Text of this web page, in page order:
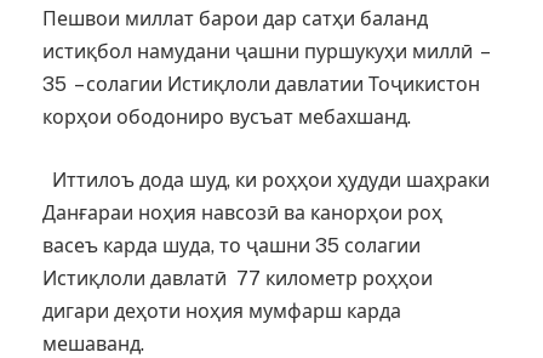
Пешвои миллат барои дар сатҳи баланд
истиқбол намудани ҷашни пуршукуҳи миллӣ –
35 – солагии Истиқлоли давлатии Тоҷикистон
корҳои ободониро вусъат мебахшанд.
Иттилоъ дода шуд, ки роҳҳои ҳудуди шаҳраки
Данғараи ноҳия навсозӣ ва канорҳои роҳ
васеъ карда шуда, то ҷашни 35 солагии
Истиқлоли давлатӣ 77 километр роҳҳои
дигари деҳоти ноҳия мумфарш карда
мешаванд.